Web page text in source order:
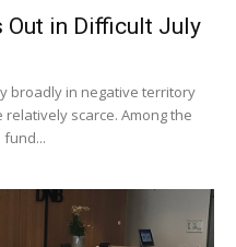
Out in Difficult July
broadly in negative territory
scarce. Among the